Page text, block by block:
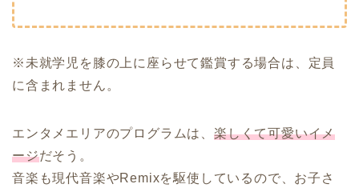
※未就学児を膝の上に座らせて鑑賞する場合は、定員
に含まれません。
エンタメエリアのプログラムは、楽しくて可愛いイメ
ージだそう。
音楽も現代音楽やRemixを駆使しているので、お子さ